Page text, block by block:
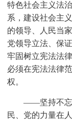
特色社会主义法
系，建设社会主
的领导、人民当
党领导立法、保
牢固树立宪法法
必须在宪法法律
权。
——坚持不忘初
民、党的力量在